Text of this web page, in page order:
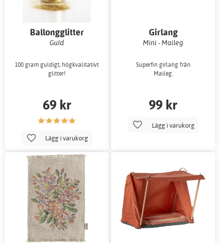
Ballongglitter
Guld
100 gram guldigt, högkvalitativt
glitter!
69 kr
Lägg i varukorg
Girlang
Mini - Maileg
Superfin girlang från
Maileg.
99 kr
Lägg i varukorg